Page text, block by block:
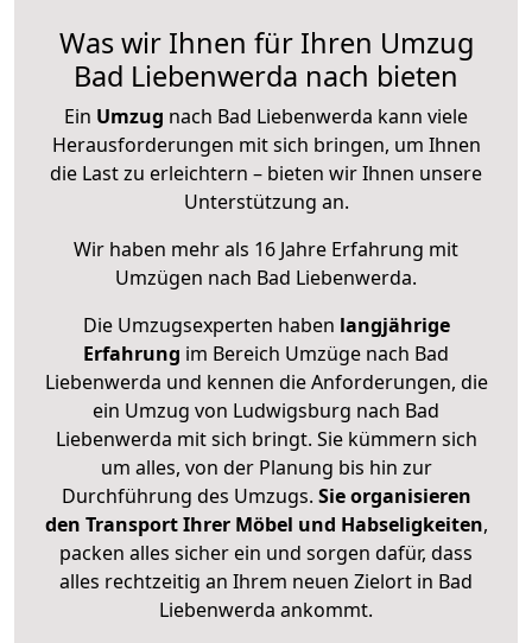
Was wir Ihnen für Ihren Umzug
Bad Liebenwerda nach bieten
Ein Umzug nach Bad Liebenwerda kann viele
Herausforderungen mit sich bringen, um Ihnen
die Last zu erleichtern – bieten wir Ihnen unsere
Unterstützung an.
Wir haben mehr als 16 Jahre Erfahrung mit
Umzügen nach Bad Liebenwerda.
Die Umzugsexperten haben langjährige
Erfahrung im Bereich Umzüge nach Bad
Liebenwerda und kennen die Anforderungen, die
ein Umzug von Ludwigsburg nach Bad
Liebenwerda mit sich bringt. Sie kümmern sich
um alles, von der Planung bis hin zur
Durchführung des Umzugs. Sie organisieren
den Transport Ihrer Möbel und Habseligkeiten,
packen alles sicher ein und sorgen dafür, dass
alles rechtzeitig an Ihrem neuen Zielort in Bad
Liebenwerda ankommt.